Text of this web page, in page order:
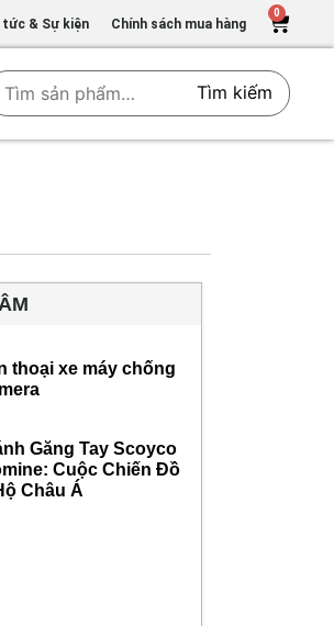
tức & Sự kiện Chính sách mua hàng
0
Tìm kiếm
thoại xe máy chống
Găng Tay Scoyco
Cuộc Chiến Đồ
Châu Á